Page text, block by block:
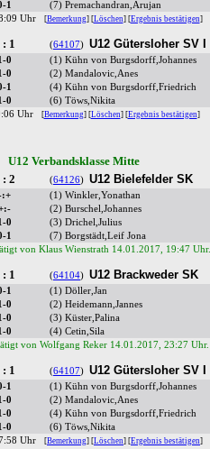
1 (7) Premachandran,Arujan
Uhr [Bemerkung] [Löschen] [Ergebnis bestätigen]
: 1 (64107) U12 Gütersloher SV I
0 (1) Kühn von Burgsdorff,Johannes
0 (2) Mandalovic,Anes
1 (4) Kühn von Burgsdorff,Friedrich
0 (6) Töws,Nikita
Uhr [Bemerkung] [Löschen] [Ergebnis bestätigen]
Verbandsklasse Mitte
: 2 (64126) U12 Bielefelder SK
:+ (1) Winkler,Yonathan
(2) Burschel,Johannes
0 (3) Drichel,Julius
1 (7) Borgstädt,Leif Jona
von Klaus Wienstrath 14.01.2017, 19:47 Uhr.
: 1 (64104) U12 Brackweder SK
1 (1) Döller,Jan
0 (2) Heidemann,Jannes
0 (3) Küster,Palina
0 (4) Cetin,Sila
von Wolfgang Reker 14.01.2017, 23:27 Uhr.
: 1 (64107) U12 Gütersloher SV I
1 (1) Kühn von Burgsdorff,Johannes
0 (2) Mandalovic,Anes
0 (4) Kühn von Burgsdorff,Friedrich
0 (6) Töws,Nikita
Uhr [Bemerkung] [Löschen] [Ergebnis bestätigen]